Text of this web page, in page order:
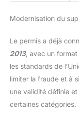
Modernisation du
Le permis a déjà
2013, avec un format
les standards de
limiter la fraude et à
une validité définie
certaines catégories.